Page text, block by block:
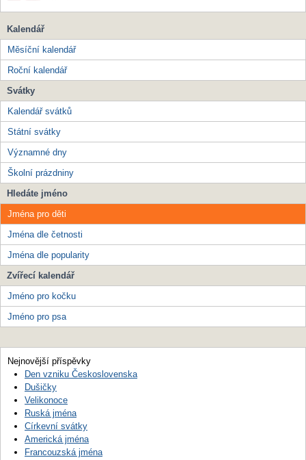
Kalendář
Měsíční kalendář
Roční kalendář
Svátky
Kalendář svátků
Státní svátky
Významné dny
Školní prázdniny
Hledáte jméno
Jména pro děti
Jména dle četnosti
Jména dle popularity
Zvířecí kalendář
Jméno pro kočku
Jméno pro psa
Nejnovější příspěvky
Den vzniku Československa
Dušičky
Velikonoce
Ruská jména
Církevní svátky
Americká jména
Francouzská jména